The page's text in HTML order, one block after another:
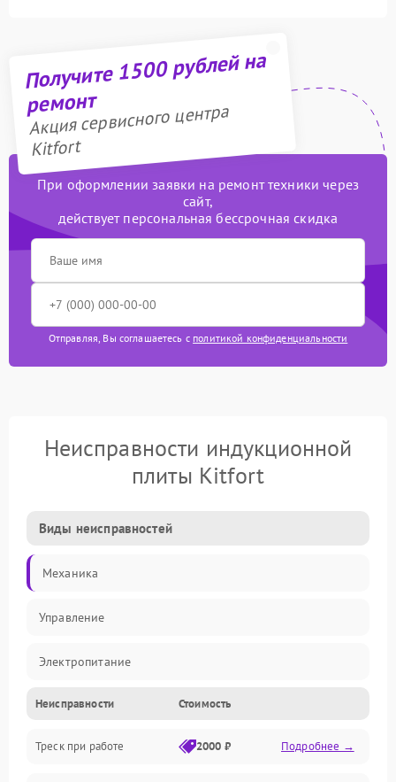
Получите 1500 рублей на
ремонт
Акция сервисного центра
Kitfort
При оформлении заявки на ремонт техники через
сайт,
действует персональная бессрочная скидка
Отправляя, Вы соглашаетесь с политикой конфиденциальности
Неисправности индукционной
плиты Kitfort
Виды неисправностей
Механика
Управление
Электропитание
Нагрев
Неисправности Стоимость
Треск при работе 2000 ₽ Подробнее →